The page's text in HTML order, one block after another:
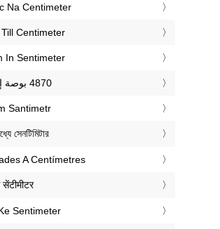
Na Centimeter
Centimeter
In Sentimeter
Santimetr
সেনটিমিটার
A Centímetres
Sentimeter